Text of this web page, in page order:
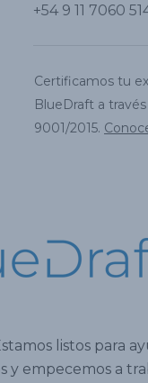
+54 9 11 7060
Certificamos tu
BlueDraft a
9001/2015.
listos para
y empecemos a